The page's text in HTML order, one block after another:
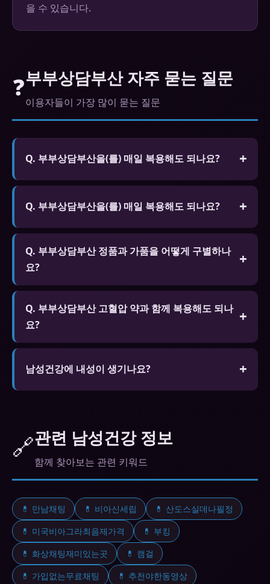
을 수 있습니다.
❓부부상담부산 자주 묻는 질문
이용자들이 가장 많이 묻는 질문
Q. 부부상담부산을(를) 매일 복용해도 되나요?
A. 시알리스 5mg는 매일 복용하도록 승인된 제품이
있습니다. 다른 제품은 필요할 때만 복용하는 것을 권
Q. 부부상담부산을(를) 매일 복용해도 되나요?
A. 시알리스 5mg는 매일 복용하도록 승인된 제품이
있습니다. 다른 제품은 필요할 때만 복용하는 것을 권
장합니다. 하루 1회 이상 복용은 금물입니다.
Q. 부부상담부산 정품과 가품을 어떻게 구별하나
요?
A. 정품은 공식 인증 마크, 홀로그램 스티커, 제조사
일련번호가 있습니다. 가격이 지나치게 저렴하거나
포장 상태가 불량하면 가품일 수 있습니다.
Q. 부부상담부산 고혈압 약과 함께 복용해도 되나
요?
A. 일부 고혈압 약과 병용하면 혈압이 과도하게 낮아
질 수 있습니다. 현재 복용 중인 약물 목록을 전문가
남성건강에 내성이 생기나요?
🔗관련 남성건강 정보
함께 찾아보는 관련 키워드
💊 만남채팅 💊 비아신세립
💊 산도스실데나필정
💊 미국비아그라최음제가격
💊 부킹
💊 화상채팅재미있는곳
💊 캠걸
💊 가입없는무료채팅
💊 추천야한동영상